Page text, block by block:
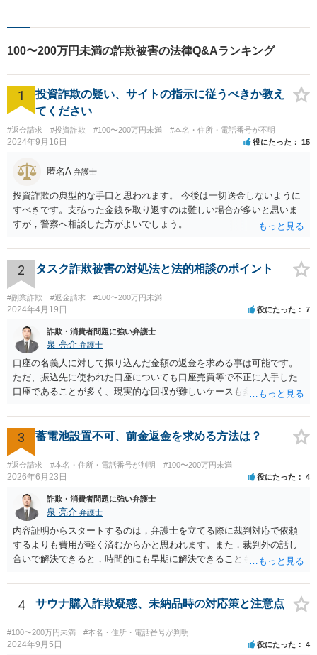
問題など幅広い分野に対応。
法律トラブルでお悩みの方は
まずはお気軽にご相談くださ
い。
100〜200万円未満の詐欺被害の法律Q&Aランキング
1
投資詐欺の疑い、サイトの指示に従うべきか教え
てください
#返金請求 #投資詐欺 #100〜200万円未満 #本名・住所・電話番号が不明
2024年9月16日 役にたった 15
匿名A 弁護士
投資詐欺の典型的な手口と思われます。 今後は一切送金しないように
すべきです。支払った金銭を取り返すのは難しい場合が多いと思いま
すが，警察へ相談した方がよいでしょう。
2 タスク詐欺被害の対処法と法的相談のポイント
#副業詐欺 #返金請求 #100〜200万円未満
2024年4月19日 役にたった 7
詐欺・消費者問題に強い弁護士
泉 亮介 弁護士
口座の名義人に対して振り込んだ金額の返金を求める事は可能です。
ただ、振込先に使われた口座についても口座売買等で不正に入手した
口座であることが多く、現実的な回収が難しいケースも多いでしょ
3 蓄電池設置不可、前金返金を求める方法は？
#返金請求 #本名・住所・電話番号が判明 #100〜200万円未満
2026年6月23日 役にたった 4
詐欺・消費者問題に強い弁護士
泉 亮介 弁護士
内容証明からスタートするのは，弁護士を立てる際に裁判対応で依頼
するよりも費用が軽く済むからかと思われます。また，裁判外の話し
合いで解決できると，時間的にも早期に解決できることも見込めま
スもあり，その場合は裁判手続きから始めることとなるかと思われま
す。 支払督促については異議を出されると通常訴訟へ移行するため，
相手から異議が出ることが予想される場合は最初から訴訟手続きを取
った方が良いでしょう。
4 サウナ購入詐欺疑惑、未納品時の対応策と注意点
#100〜200万円未満 #本名・住所・電話番号が判明
2024年9月5日 役にたった 4